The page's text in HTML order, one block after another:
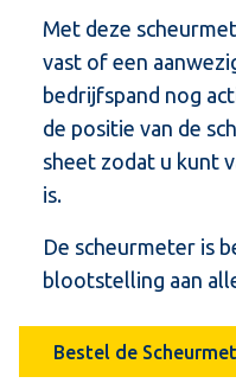
Met deze
vast of een
bedrijfspand nog
de positie van de
sheet zodat u kunt
is.
De scheurmeter is
blootstelling aan
Bestel de